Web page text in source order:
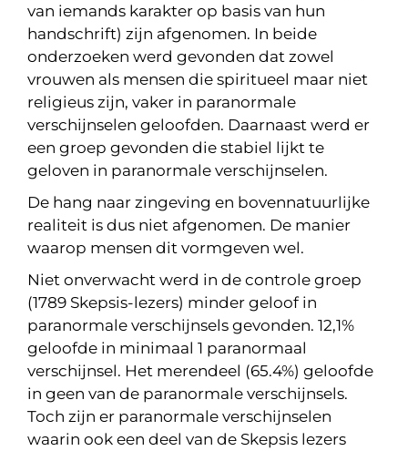
van iemands karakter op basis van hun
handschrift) zijn afgenomen. In beide
onderzoeken werd gevonden dat zowel
vrouwen als mensen die spiritueel maar niet
religieus zijn, vaker in paranormale
verschijnselen geloofden. Daarnaast werd er
een groep gevonden die stabiel lijkt te
geloven in paranormale verschijnselen.
De hang naar zingeving en bovennatuurlijke
realiteit is dus niet afgenomen. De manier
waarop mensen dit vormgeven wel.
Niet onverwacht werd in de controle groep
(1789 Skepsis-lezers) minder geloof in
paranormale verschijnsels gevonden. 12,1%
geloofde in minimaal 1 paranormaal
verschijnsel. Het merendeel (65.4%) geloofde
in geen van de paranormale verschijnsels.
Toch zijn er paranormale verschijnselen
waarin ook een deel van de Skepsis lezers